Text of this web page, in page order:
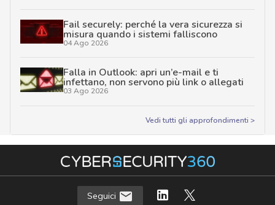
Fail securely: perché la vera sicurezza si
misura quando i sistemi falliscono
04 Ago 2026
Falla in Outlook: apri un’e-mail e ti
infettano, non servono più link o allegati
03 Ago 2026
Vedi tutti gli approfondimenti >
Seguici